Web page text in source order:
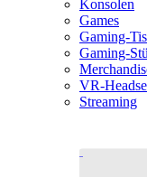
Konsolen
Games
Gaming-
Gaming-
VR-
Streaming